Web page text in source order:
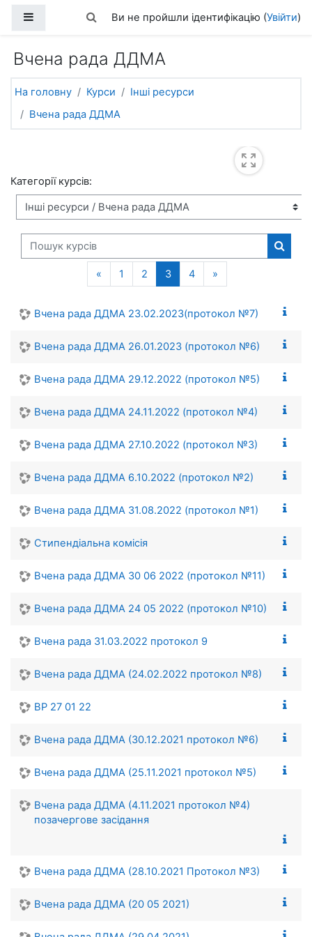
Бокова панельПереключити введення пошуку
Ви не пройшли ідентифікацію (Увійти)
Вчена рада ДДМА
На головну Курси
Інші ресурси
Вчена рада ДДМА
Категорії курсів:
Пошук курсів
Пошук
« Попередня сторінка
1 2 3(поточний)
4 »
Вчена рада ДДМА 23.02.2023(протокол №7)
Вчена рада ДДМА 26.01.2023 (протокол №6)
Вчена рада ДДМА 29.12.2022 (протокол №5)
Вчена рада ДДМА 24.11.2022 (протокол №4)
Вчена рада ДДМА 27.10.2022 (протокол №3)
Вчена рада ДДМА 6.10.2022 (протокол №2)
Вчена рада ДДМА 31.08.2022 (протокол №1)
Стипендіальна комісія
Вчена рада ДДМА 30 06 2022 (протокол №11)
Вчена рада ДДМА 24 05 2022 (протокол №10)
Вчена рада 31.03.2022 протокол 9
Вчена рада ДДМА (24.02.2022 протокол №8)
ВР 27 01 22
Вчена рада ДДМА (30.12.2021 протокол №6)
Вчена рада ДДМА (25.11.2021 протокол №5)
Вчена рада ДДМА (4.11.2021 протокол №4)
позачергове засідання
Вчена рада ДДМА (28.10.2021 Протокол №3)
Вчена рада ДДМА (20 05 2021)